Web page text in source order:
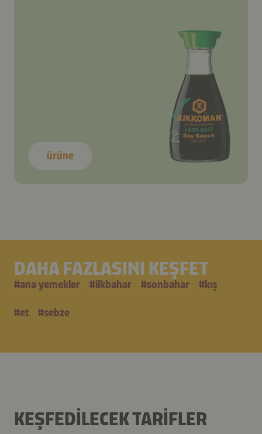
ürüne
DAHA FAZLASINI KEŞFET
#ana yemekler #i̇lkbahar #sonbahar #kış
#et #sebze
KEŞFEDILECEK TARIFLER